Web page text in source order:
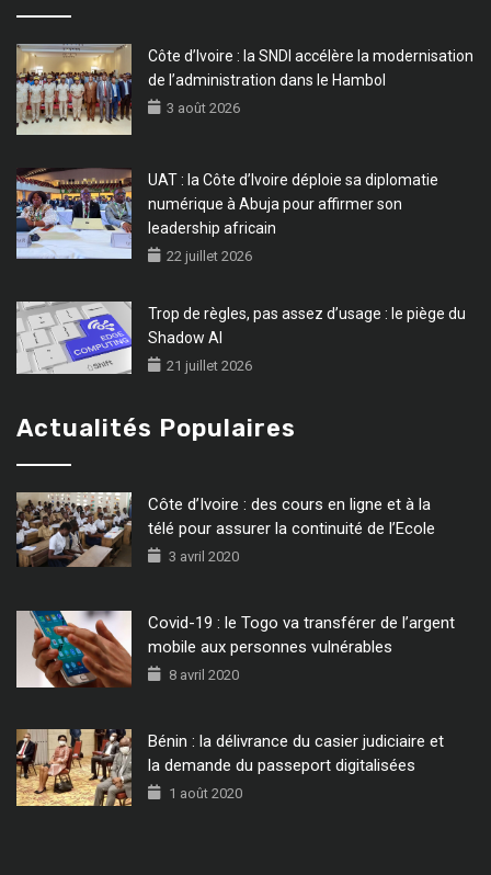
Côte d’Ivoire : la SNDI accélère la modernisation
de l’administration dans le Hambol
3 août 2026
UAT : la Côte d’Ivoire déploie sa diplomatie
numérique à Abuja pour affirmer son
leadership africain
22 juillet 2026
Trop de règles, pas assez d’usage : le piège du
Shadow AI
21 juillet 2026
Actualités Populaires
Côte d’Ivoire : des cours en ligne et à la
télé pour assurer la continuité de l’Ecole
3 avril 2020
Covid-19 : le Togo va transférer de l’argent
mobile aux personnes vulnérables
8 avril 2020
Bénin : la délivrance du casier judiciaire et
la demande du passeport digitalisées
1 août 2020